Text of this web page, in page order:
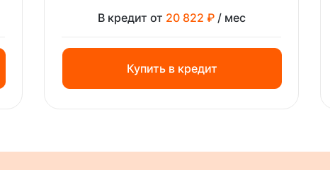
В кредит от 20 822 ₽/ мес
Купить в кредит